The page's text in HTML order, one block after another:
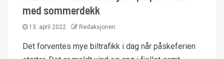
med sommerdekk
13. april 2022 Redaksjonen
Det forventes mye biltrafikk i dag når påskeferien